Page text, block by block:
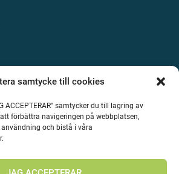
samtycke till cookies
ACCEPTERAR" samtycker du till lagring av
förbättra navigeringen på webbplatsen,
och bistå i våra
Enjoy Travel Alla rättigheter reserverade